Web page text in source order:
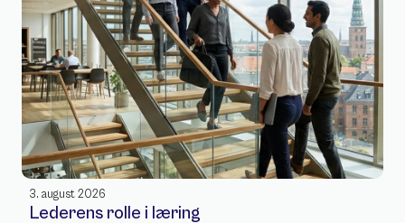
3. august 2026
Lederens rolle i læring